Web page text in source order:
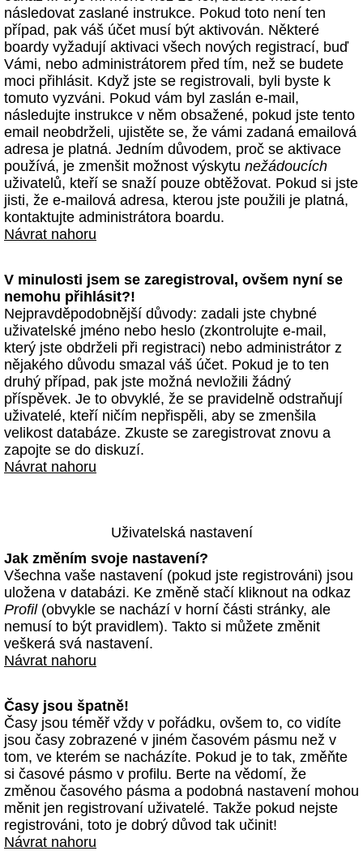
následovat zaslané instrukce. Pokud toto není ten
případ, pak váš účet musí být aktivován. Některé
boardy vyžadují aktivaci všech nových registrací, buď
Vámi, nebo administrátorem před tím, než se budete
moci přihlásit. Když jste se registrovali, byli byste k
tomuto vyzváni. Pokud vám byl zaslán e-mail,
následujte instrukce v něm obsažené, pokud jste tento
email neobdrželi, ujistěte se, že vámi zadaná emailová
adresa je platná. Jedním důvodem, proč se aktivace
používá, je zmenšit možnost výskytu nežádoucích
uživatelů, kteří se snaží pouze obtěžovat. Pokud si jste
jisti, že e-mailová adresa, kterou jste použili je platná,
kontaktujte administrátora boardu.
Návrat nahoru
V minulosti jsem se zaregistroval, ovšem nyní se
nemohu přihlásit?!
Nejpravděpodobnější důvody: zadali jste chybné
uživatelské jméno nebo heslo (zkontrolujte e-mail,
který jste obdrželi při registraci) nebo administrátor z
nějakého důvodu smazal váš účet. Pokud je to ten
druhý případ, pak jste možná nevložili žádný
příspěvek. Je to obvyklé, že se pravidelně odstraňují
uživatelé, kteří ničím nepřispěli, aby se zmenšila
velikost databáze. Zkuste se zaregistrovat znovu a
zapojte se do diskuzí.
Návrat nahoru
Uživatelská nastavení
Jak změním svoje nastavení?
Všechna vaše nastavení (pokud jste registrováni) jsou
uložena v databázi. Ke změně stačí kliknout na odkaz
Profil(obvykle se nachází v horní části stránky, ale
nemusí to být pravidlem). Takto si můžete změnit
veškerá svá nastavení.
Návrat nahoru
Časy jsou špatně!
Časy jsou téměř vždy v pořádku, ovšem to, co vidíte
jsou časy zobrazené v jiném časovém pásmu než v
tom, ve kterém se nacházíte. Pokud je to tak, změňte
si časové pásmo v profilu. Berte na vědomí, že
změnou časového pásma a podobná nastavení mohou
měnit jen registrovaní uživatelé. Takže pokud nejste
registrováni, toto je dobrý důvod tak učinit!
Návrat nahoru